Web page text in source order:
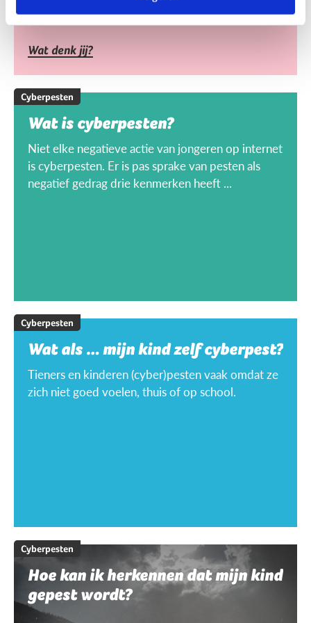
Wat denk jij?
Cyberpesten
Wat is cyberpesten?
Niet elke negatieve actie van jongeren op internet
is cyberpesten. Er is pas sprake van pesten als
negatief gedrag drie kenmerken heeft ...
Cyberpesten
Wat als … mijn kind zelf cyberpest?
Tieners en kinderen (cyber)pesten vaak omdat ze
zich niet goed voelen, thuis of op school.
Cyberpesten
Hoe kan ik herkennen dat mijn kind
gepest wordt?